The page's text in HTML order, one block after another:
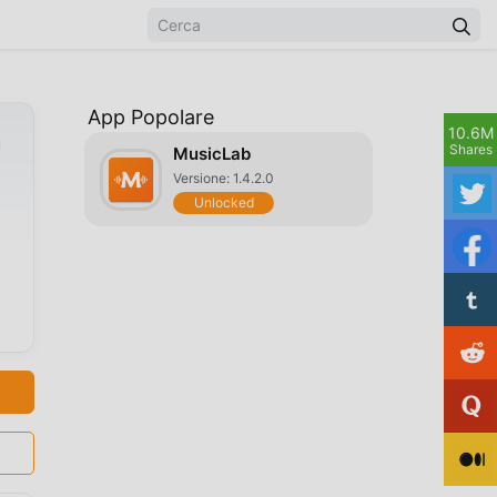
App Popolare
MusicLab
Versione: 1.4.2.0
Unlocked
10.6M
Shares